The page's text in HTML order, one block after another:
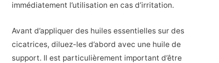
immédiatement l’utilisation en cas d’irritation.
Avant d’appliquer des huiles essentielles sur des
cicatrices, diluez-les d’abord avec une huile de
support. Il est particulièrement important d’être